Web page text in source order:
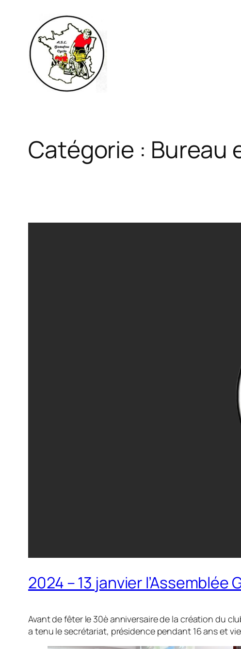
contenu
Catégorie : Bureau
2024 – 13 janvier l’Assemblée
Avant de fêter le 30è anniversaire de la création du
a tenu le secrétariat, présidence pendant 16 ans et